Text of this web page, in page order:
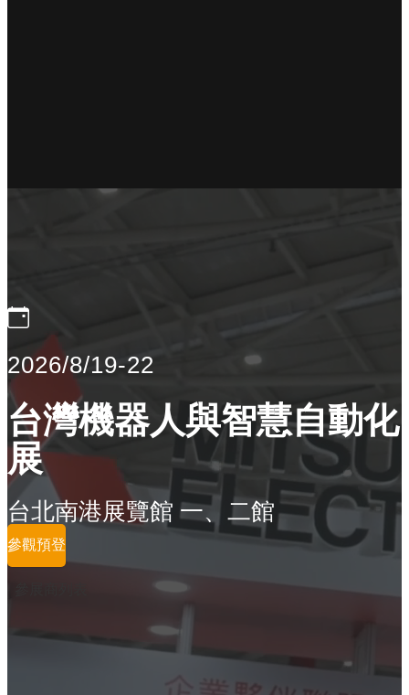
2026/8/19-22
台灣機器人與智慧自動化
展
台北南港展覽館 一、二館
參觀預登